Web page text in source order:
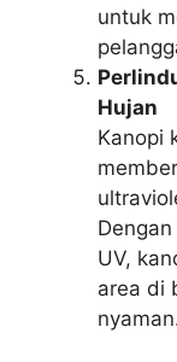
untuk
Hujan
Kanopi
UV,
area di